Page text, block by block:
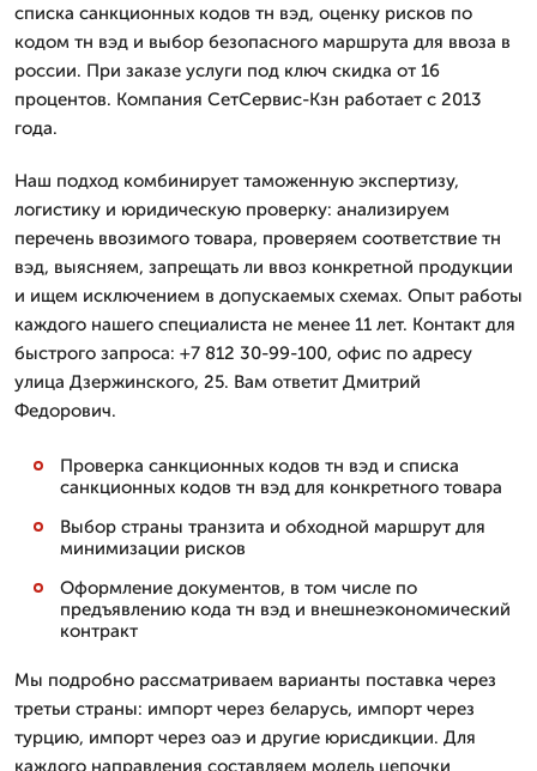
списка санкционных кодов тн вэд, оценку рисков по
кодом тн вэд и выбор безопасного маршрута для ввоза в
россии. При заказе услуги под ключ скидка от 16
процентов. Компания СетСервис-Кзн работает с 2013
года.
Наш подход комбинирует таможенную экспертизу,
логистику и юридическую проверку: анализируем
перечень ввозимого товара, проверяем соответствие тн
вэд, выясняем, запрещать ли ввоз конкретной продукции
и ищем исключением в допускаемых схемах. Опыт работы
каждого нашего специалиста не менее 11 лет. Контакт для
быстрого запроса: +7 812 30-99-100, офис по адресу
улица Дзержинского, 25. Вам ответит Дмитpий
Федорович.
Проверка санкционных кодов тн вэд и списка
санкционных кодов тн вэд для конкретного товара
Выбор страны транзита и обходной маршрут для
минимизации рисков
Оформление документов, в том числе по
предъявлению кода тн вэд и внешнеэкономический
контракт
Мы подробно рассматриваем варианты поставка через
третьи страны: импорт через беларусь, импорт через
турцию, импорт через оаэ и другие юрисдикции. Для
каждого направления составляем модель цепочки